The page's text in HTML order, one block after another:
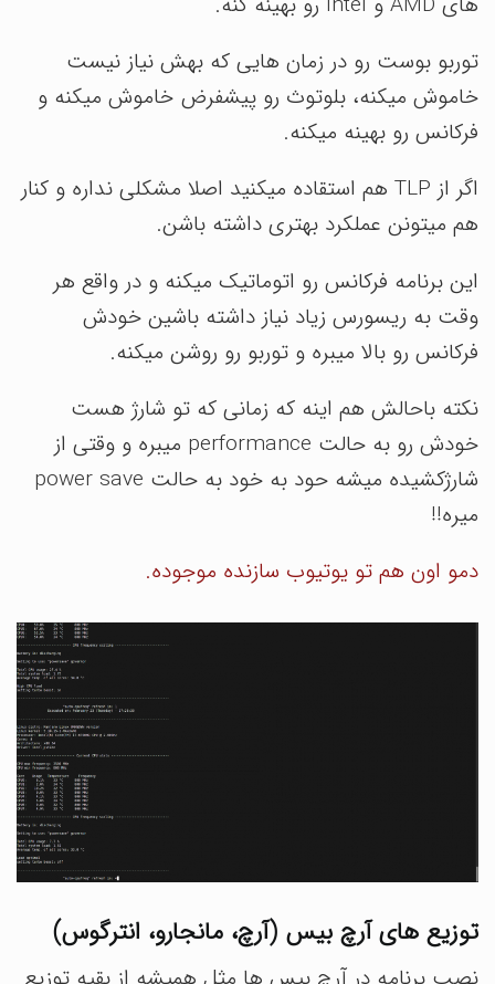
توربو بوست رو در زمان هایی که بهش نیاز نیست
خاموش میکنه، بلوتوث رو پیشفرض خاموش میکنه و
فرکانس رو بهینه میکنه.
اگر از TLP هم استقاده میکنید اصلا مشکلی نداره و کنار
هم میتونن عملکرد بهتری داشته باشن.
این برنامه فرکانس رو اتوماتیک میکنه و در واقع هر
وقت به ریسورس زیاد نیاز داشته باشین خودش
فرکانس رو بالا میبره و توربو رو روشن میکنه.
نکته باحالش هم اینه که زمانی که تو شارژ هست
خودش رو به حالت performance میبره و وقتی از
شارژ‌کشیده میشه حود به خود به حالت power save
میره!!
دمو اون هم تو یوتیوب سازنده موجوده.
توزیع های آرچ بیس (آرچ، مانجارو، انترگوس)